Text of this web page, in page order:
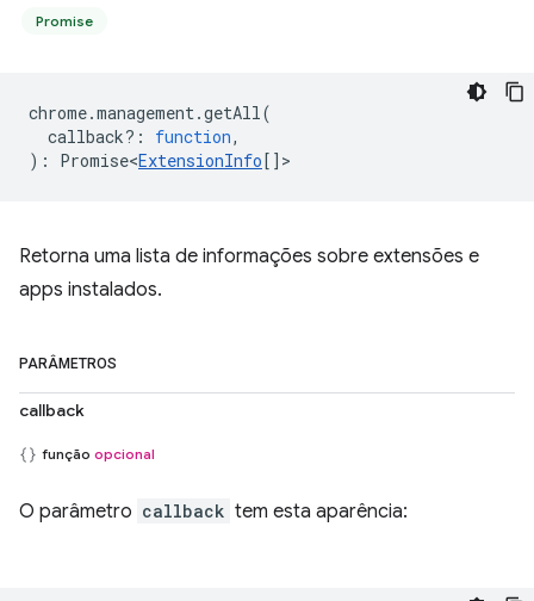
Promise
chrome.management.getAll(
callback? : function,
) : Promise<ExtensionInfo[] >
Retorna uma lista de informações sobre extensões e
apps instalados.
PARÂMETROS
callback
função opcional
O parâmetro callback tem esta aparência: